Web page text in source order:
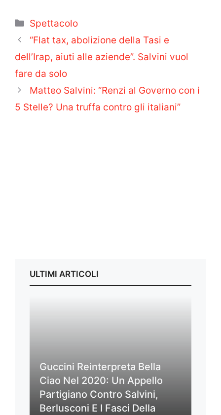
Categorie
Spettacolo
“Flat tax, abolizione della Tasi e
dell’Irap, aiuti alle aziende”. Salvini vuol
fare da solo
Matteo Salvini: “Renzi al Governo con i
5 Stelle? Una truffa contro gli italiani”
ULTIMI ARTICOLI
Guccini Reinterpreta Bella
Ciao Nel 2020: Un Appello
Partigiano Contro Salvini,
Berlusconi E I Fasci Della